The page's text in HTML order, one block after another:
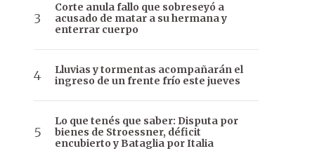
Corte anula fallo que sobreseyó a
acusado de matar a su hermana y
enterrar cuerpo
Lluvias y tormentas acompañarán el
ingreso de un frente frío este jueves
Lo que tenés que saber: Disputa por
bienes de Stroessner, déficit
encubierto y Bataglia por Italia